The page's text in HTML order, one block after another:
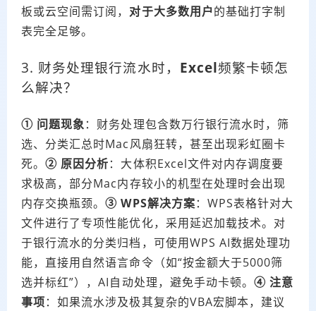
板或云空间需订阅， 对于大多数用户的基础打字制
表完全足够。
3. 财务处理银行流水时， Excel频繁卡顿怎
么解决？
① 问题现象：财务处理包含数万行银行流水时，筛
选、分类汇总时Mac风扇狂转，甚至出现彩虹圈卡
死。② 原因分析：大体积Excel文件对内存调度要
求极高，部分Mac内存较小的机型在处理时会出现
内存交换瓶颈。③ WPS解决方案：WPS表格针对大
文件进行了专项性能优化，采用延迟加载技术。对
于银行流水的分类归档，可使用WPS AI数据处理功
能，直接用自然语言命令（如“按金额大于5000筛
选并标红”），AI自动处理，避免手动卡顿。④ 注意
事项：如果流水涉及极其复杂的VBA宏脚本，建议